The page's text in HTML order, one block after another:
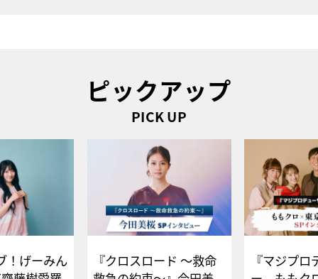
ピックアップ
PICK UP
！げーみん
『クロスロード ～救命
『マジプロ